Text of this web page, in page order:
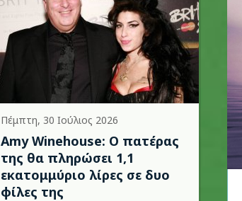
Πέμπτη, 30 Ιούλιος 2026
Amy Winehouse: Ο πατέρας
της θα πληρώσει 1,1
εκατομμύριο λίρες σε δυο
φίλες της